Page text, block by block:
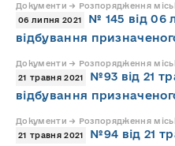
Документи → Розпорядження
06 липня 2021
№ 145 від 06
відбування
Документи → Розпорядження
21 травня 2021
№93 від 21
відбування
Документи → Розпорядження
21 травня 2021
№94 від 21